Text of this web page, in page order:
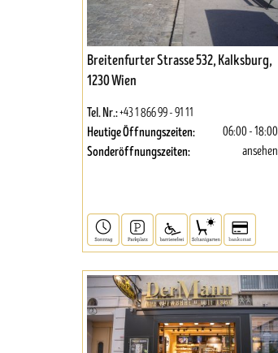
Breitenfurter Strasse 532, Kalksburg,
1230 Wien
Tel. Nr.:+43 1 866 99 - 91 11
Heutige Öffnungszeiten: 06:00 - 18:00
Sonderöffnungszeiten: ansehen